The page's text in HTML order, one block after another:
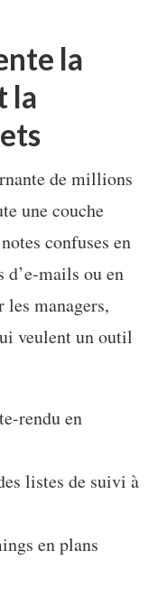
la
la
de millions
une couche
confuses en
d’e-mails ou en
les managers,
veulent un outil
rendu en
listes de suivi à
en plans